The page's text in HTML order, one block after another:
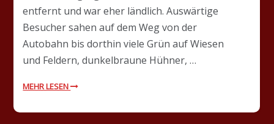
entfernt und war eher ländlich. Auswärtige
Besucher sahen auf dem Weg von der
Autobahn bis dorthin viele Grün auf Wiesen
und Feldern, dunkelbraune Hühner, …
MEHR LESEN